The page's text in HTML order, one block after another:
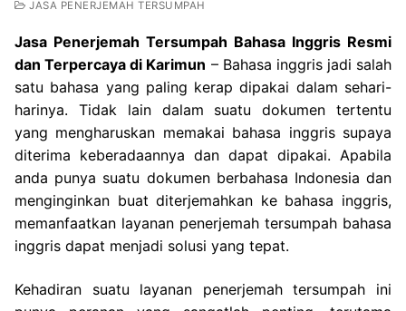
JASA PENERJEMAH TERSUMPAH
Jasa Penerjemah Tersumpah Bahasa Inggris Resmi
dan Terpercaya di Karimun – Bahasa inggris jadi salah
satu bahasa yang paling kerap dipakai dalam sehari-
harinya. Tidak lain dalam suatu dokumen tertentu
yang mengharuskan memakai bahasa inggris supaya
diterima keberadaannya dan dapat dipakai. Apabila
anda punya suatu dokumen berbahasa Indonesia dan
menginginkan buat diterjemahkan ke bahasa inggris,
memanfaatkan layanan penerjemah tersumpah bahasa
inggris dapat menjadi solusi yang tepat.
Kehadiran suatu layanan penerjemah tersumpah ini